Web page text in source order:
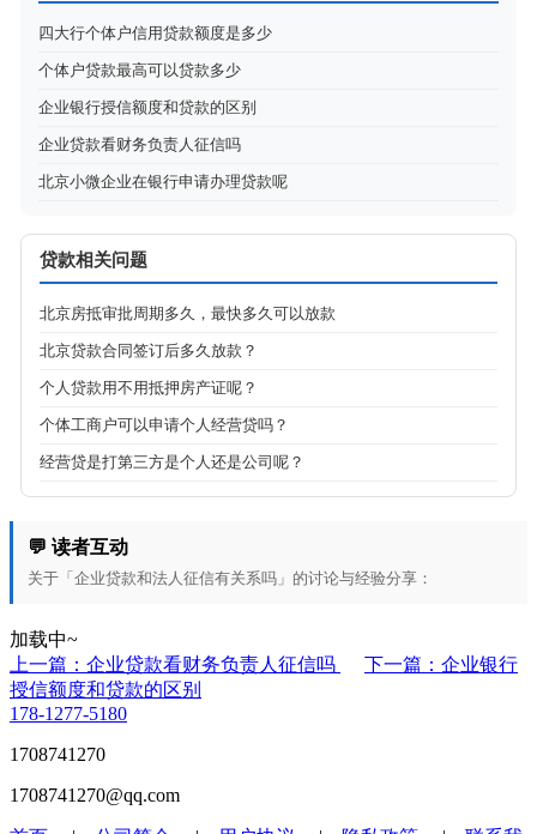
四大行个体户信用贷款额度是多少
个体户贷款最高可以贷款多少
企业银行授信额度和贷款的区别
企业贷款看财务负责人征信吗
北京小微企业在银行申请办理贷款呢
贷款相关问题
北京房抵审批周期多久，最快多久可以放款
北京贷款合同签订后多久放款？
个人贷款用不用抵押房产证呢？
个体工商户可以申请个人经营贷吗？
经营贷是打第三方是个人还是公司呢？
💬 读者互动
关于「企业贷款和法人征信有关系吗」的讨论与经验分享：
加载中~
上一篇：企业贷款看财务负责人征信吗
下一篇：企业银行
授信额度和贷款的区别
178-1277-5180
1708741270
1708741270@qq.com